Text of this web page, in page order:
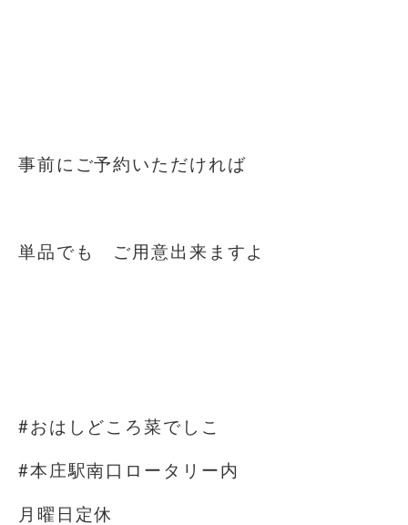
事前にご予約いただければ
単品でも ご用意出来ますよ
#おはしどころ菜でしこ
#本庄駅南口ロータリー内
月曜日定休